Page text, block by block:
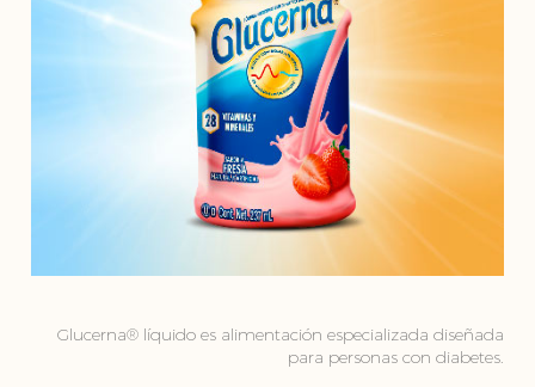
Glucerna® líquido es alimentación especializada diseñada
para personas con diabetes.